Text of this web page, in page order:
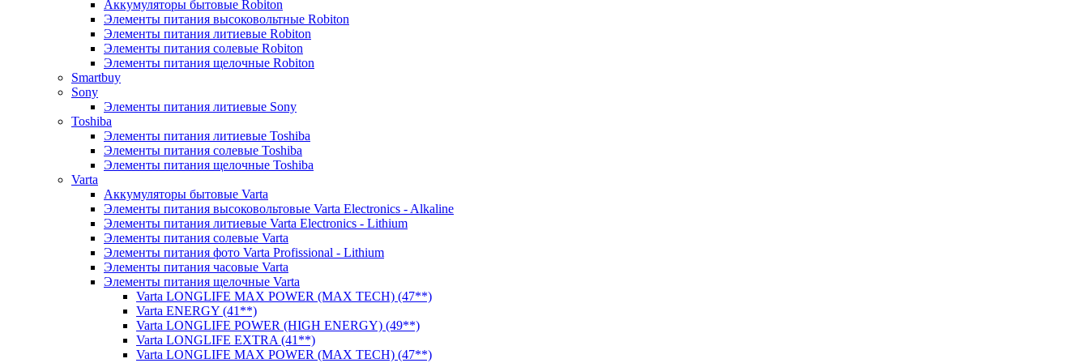
Аккумуляторы бытовые Robiton
Элементы питания высоковольтные Robiton
Элементы питания литиевые Robiton
Элементы питания солевые Robiton
Элементы питания щелочные Robiton
Smartbuy
Sony
Элементы питания литиевые Sony
Toshiba
Элементы питания литиевые Toshiba
Элементы питания солевые Toshiba
Элементы питания щелочные Toshiba
Varta
Аккумуляторы бытовые Varta
Элементы питания высоковольтовые Varta Electronics - Alkaline
Элементы питания литиевые Varta Electronics - Lithium
Элементы питания солевые Varta
Элементы питания фото Varta Profissional - Lithium
Элементы питания часовые Varta
Элементы питания щелочные Varta
Varta LONGLIFE MAX POWER (MAX TECH) (47**)
Varta ENERGY (41**)
Varta LONGLIFE POWER (HIGH ENERGY) (49**)
Varta LONGLIFE EXTRA (41**)
Varta LONGLIFE MAX POWER (MAX TECH) (47**)